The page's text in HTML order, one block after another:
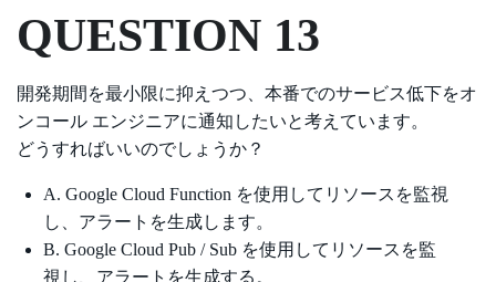
QUESTION 13
開発期間を最小限に抑えつつ、本番でのサービス低下をオ
ンコール エンジニアに通知したいと考えています。
どうすればいいのでしょうか？
A. Google Cloud Function を使用してリソースを監視
し、アラートを生成します。
B. Google Cloud Pub / Sub を使用してリソースを監
視し、アラートを生成する。